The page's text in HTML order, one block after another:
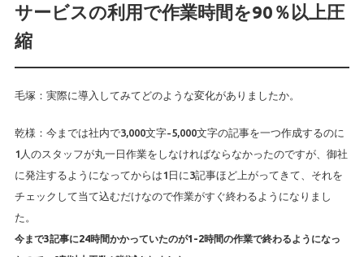
サービスの利用で作業時間を90％以上圧
縮
毛塚：実際に導入してみてどのような変化がありましたか。
乾様：今までは社内で3,000文字-5,000文字の記事を一つ作成するのに
1人のスタッフが丸一日作業をしなければならなかったのですが、御社
に発注するようになってからは1日に3記事ほど上がってきて、それを
チェックして当て込むだけなので作業がすぐ終わるようになりまし
た。
今まで3記事に24時間かかっていたのが1-2時間の作業で終わるようになっ